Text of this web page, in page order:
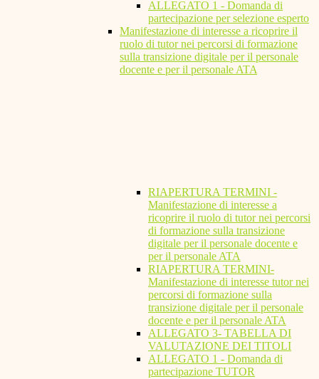
ALLEGATO 1 - Domanda di
partecipazione per selezione esperto
Manifestazione di interesse a ricoprire il
ruolo di tutor nei percorsi di formazione
sulla transizione digitale per il personale
docente e per il personale ATA
RIAPERTURA TERMINI -
Manifestazione di interesse a
ricoprire il ruolo di tutor nei percorsi
di formazione sulla transizione
digitale per il personale docente e
per il personale ATA
RIAPERTURA TERMINI-
Manifestazione di interesse tutor nei
percorsi di formazione sulla
transizione digitale per il personale
docente e per il personale ATA
ALLEGATO 3- TABELLA DI
VALUTAZIONE DEI TITOLI
ALLEGATO 1 - Domanda di
partecipazione TUTOR